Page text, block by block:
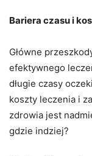
Bariera czasu i
Główne
efektywnego
długie czasy
koszty leczenia i
zdrowia jest
gdzie indziej?